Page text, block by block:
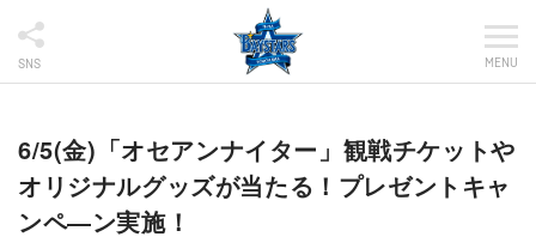
SNS MENU
6/5(金)「オセアンナイター」観戦チケットや
オリジナルグッズが当たる！プレゼントキャ
ンペ―ン実施！